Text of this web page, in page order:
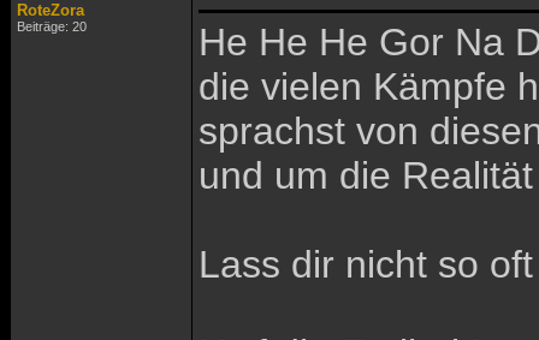
RoteZora
Beiträge: 20
He He He Gor Na
die vielen Kämpfe
sprachst von
und um die
Lass dir nicht so